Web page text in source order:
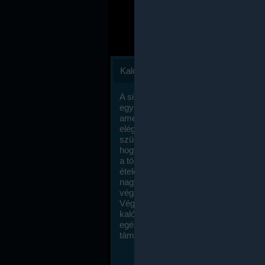
Kalóriaszámlálás
A sikeres fogyás titka valójában igen
egyszerű: égess több energiát, mint
amennyit beviszel. Természetesen
elég nagy fegyelemre és akaraterőre
szükség, de meglepődve fogod
hogy a kalóriaszámolás mennyire
a többi diétához képest. Itt nincsenek
ételek és a megengedett kalóriabevitelt
nagymértékben növelheted ha
végzel.
Végül, de nem utolsó sorban, a
kalóriaszámolás módszerét a legtöbb
egészségügyi szakorvos ajánlja és
támogatja.